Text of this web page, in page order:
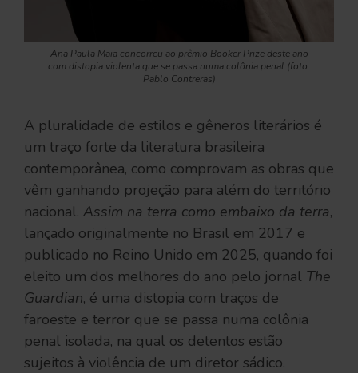
Ana Paula Maia concorreu ao prêmio Booker Prize deste ano
com distopia violenta que se passa numa colônia penal (foto:
Pablo Contreras)
A pluralidade de estilos e gêneros literários é
um traço forte da literatura brasileira
contemporânea, como comprovam as obras que
vêm ganhando projeção para além do território
nacional. Assim na terra como embaixo da terra,
lançado originalmente no Brasil em 2017 e
publicado no Reino Unido em 2025, quando foi
eleito um dos melhores do ano pelo jornal The
Guardian, é uma distopia com traços de
faroeste e terror que se passa numa colônia
penal isolada, na qual os detentos estão
sujeitos à violência de um diretor sádico.